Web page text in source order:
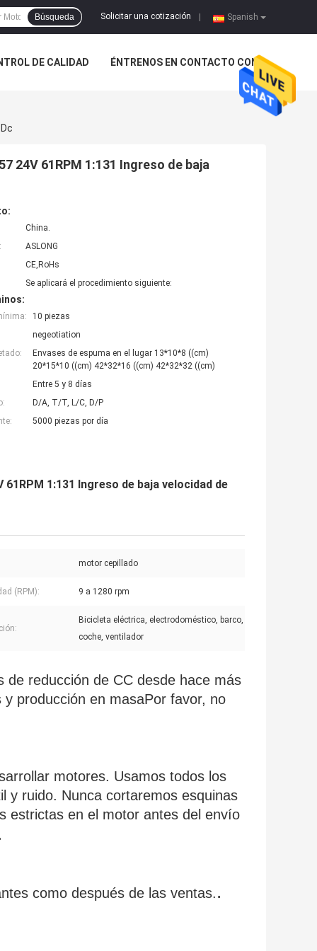
Spanish
Solicitar una cotización
Búsqueda
DE CALIDAD ÉNTRENOS EN CONTACTO CON
24V 61RPM 1:131 Ingreso de baja
China.
ASLONG
CE,RoHs
Se aplicará el procedimiento siguiente:
10 piezas
negeotiation
Envases de espuma en el lugar 13*10*8 ((cm)
20*15*10 ((cm) 42*32*16 ((cm) 42*32*32 ((cm)
Entre 5 y 8 días
D/A, T/T, L/C, D/P
5000 piezas por día
1:131 Ingreso de baja velocidad de
motor cepillado
(RPM): 9 a 1280 rpm
Bicicleta eléctrica, electrodoméstico, barco,
coche, ventilador
reducción de CC desde hace más
producción en masaPor favor, no
motores. Usamos todos los
y ruido. Nunca cortaremos esquinas
estrictas en el motor antes del envío
como después de las ventas..